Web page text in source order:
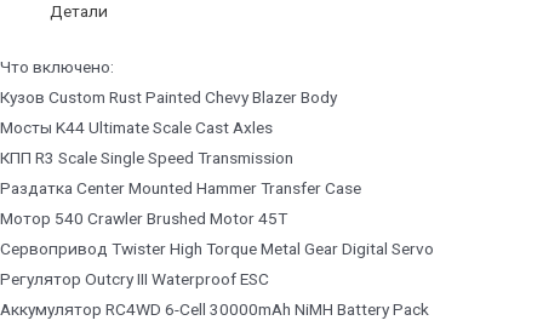
Детали
Что включено:
Кузов Custom Rust Painted Chevy Blazer Body
Мосты K44 Ultimate Scale Cast Axles
КПП R3 Scale Single Speed Transmission
Раздатка Center Mounted Hammer Transfer Case
Мотор 540 Crawler Brushed Motor 45T
Сервопривод Twister High Torque Metal Gear Digital Servo
Регулятор Outcry III Waterproof ESC
Аккумулятор RC4WD 6-Cell 30000mAh NiMH Battery Pack